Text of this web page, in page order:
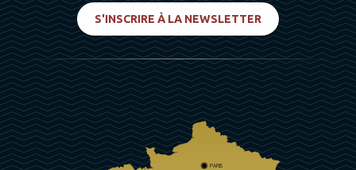
S'INSCRIRE À LA NEWSLETTER
PARIS